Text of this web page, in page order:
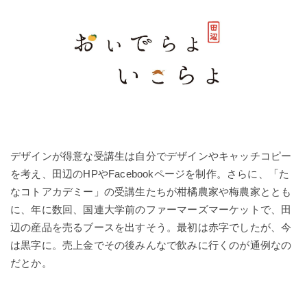
デザインが得意な受講生は自分でデザインやキャッチコピー
を考え、田辺のHPやFacebookページを制作。さらに、「た
なコトアカデミー」の受講生たちが柑橘農家や梅農家ととも
に、年に数回、国連大学前のファーマーズマーケットで、田
辺の産品を売るブースを出すそう。最初は赤字でしたが、今
は黒字に。売上金でその後みんなで飲みに行くのが通例なの
だとか。